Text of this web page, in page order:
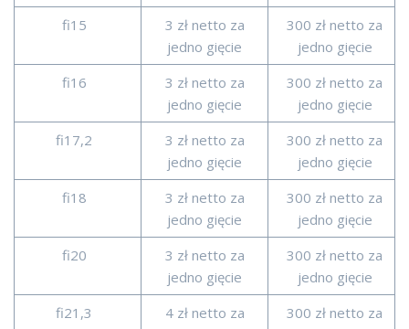
fi15
3 zł netto za
jedno gięcie
300 zł netto za
jedno gięcie
fi16
3 zł netto za
jedno gięcie
300 zł netto za
jedno gięcie
fi17,2
3 zł netto za
jedno gięcie
300 zł netto za
jedno gięcie
fi18
3 zł netto za
jedno gięcie
300 zł netto za
jedno gięcie
fi20
3 zł netto za
jedno gięcie
300 zł netto za
jedno gięcie
fi21,3
4 zł netto za
300 zł netto za